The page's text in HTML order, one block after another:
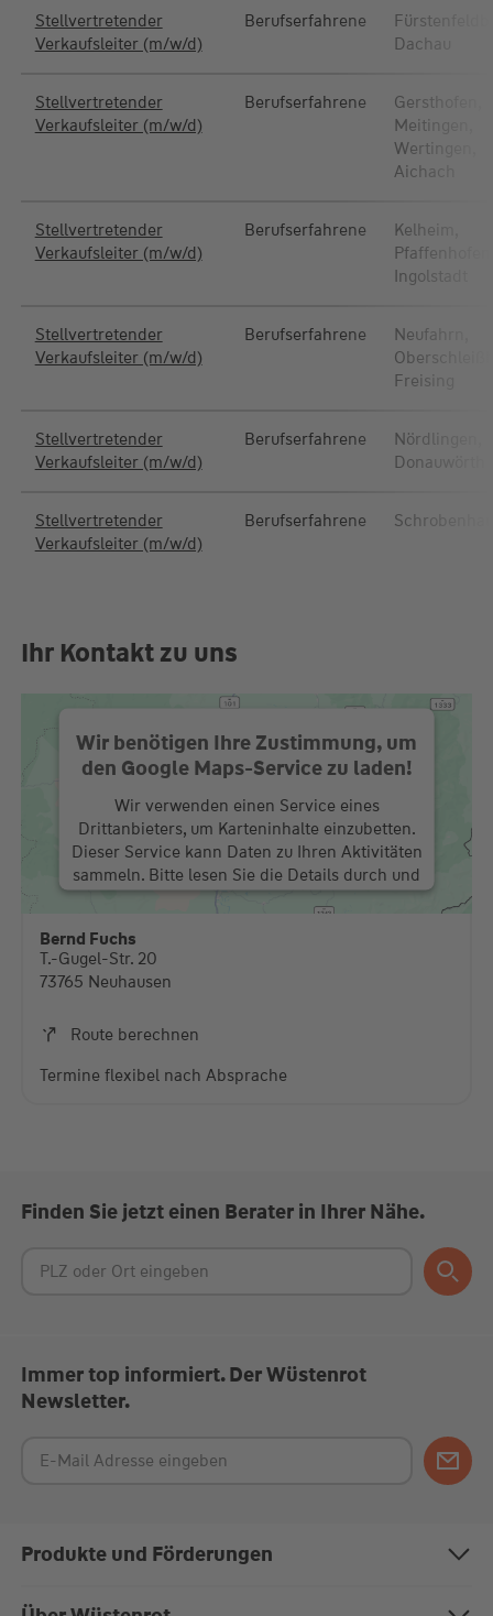
Stellvertretender
Verkaufsleiter (m/w/d)
Berufserfahrene
Dachau
Stellvertretender
Verkaufsleiter (m/w/d)
Berufserfahrene
Gersthofen,
Meitingen,
Wertingen,
Aichach
Stellvertretender
Verkaufsleiter (m/w/d)
Berufserfahrene
Kelheim,
Ingolstadt
Stellvertretender
Verkaufsleiter (m/w/d)
Berufserfahrene
Neufahrn,
Freising
Stellvertretender
Verkaufsleiter (m/w/d)
Berufserfahrene
Nördlingen,
Donauwörth
Stellvertretender
Verkaufsleiter (m/w/d)
Berufserfahrene
Ihr Kontakt zu uns
Wir benötigen Ihre Zustimmung, um
den Google Maps-Service zu laden!
Wir verwenden einen Service eines
Drittanbieters, um Karteninhalte einzubetten.
Dieser Service kann Daten zu Ihren Aktivitäten
sammeln. Bitte lesen Sie die Details durch und
stimmen Sie der Nutzung des Service zu, um
diese Karte anzuzeigen.
Platform
Bernd Fuchs
T.-Gugel-Str. 20
73765 Neuhausen
Route berechnen
Termine flexibel nach Absprache
Finden Sie jetzt einen Berater in Ihrer Nähe.
Immer top informiert. Der Wüstenrot
Newsletter.
Produkte und Förderungen
Bausparen